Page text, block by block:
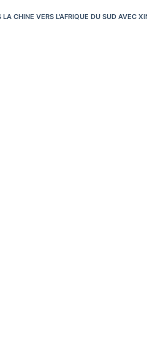
CHINE VERS L'AFRIQUE DU SUD AVEC